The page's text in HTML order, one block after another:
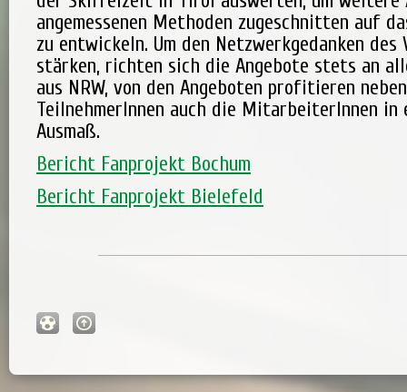
angemessenen Methoden zugeschnitten auf
zu entwickeln. Um den Netzwerkgedanken des
stärken, richten sich die Angebote stets an
aus NRW, von den Angeboten profitieren
TeilnehmerInnen auch die MitarbeiterInnen in
Ausmaß.
Bericht Fanprojekt Bochum
Bericht Fanprojekt Bielefeld